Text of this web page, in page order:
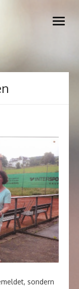
open
sondern